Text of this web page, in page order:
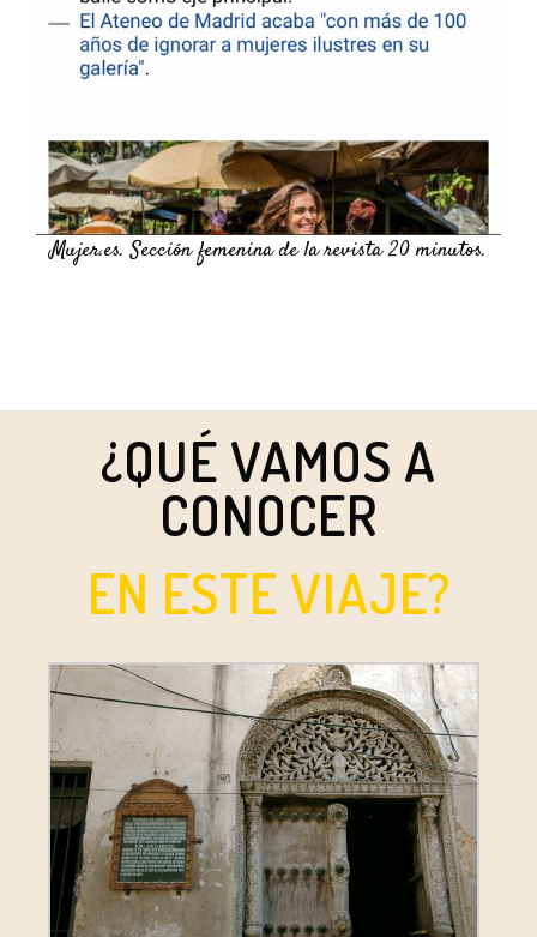
Mujer.es. Sección femenina de la revista 20 minutos.
¿QUÉ VAMOS A
CONOCER
EN ESTE VIAJE?